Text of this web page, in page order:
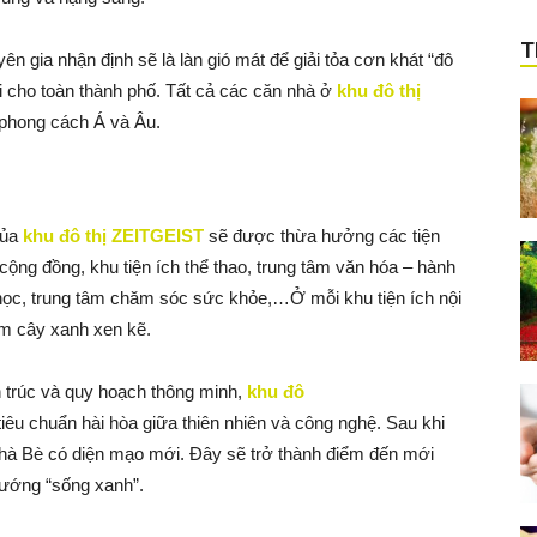
gia nhận định sẽ là làn gió mát để giải tỏa cơn khát “đô
toàn thành phố. Tất cả các căn nhà ở khu đô thị
cách Á và Âu.
khu đô thị ZEITGEIST sẽ được thừa hưởng các tiện
đồng, khu tiện ích thể thao, trung tâm văn hóa – hành
trung tâm chăm sóc sức khỏe,…Ở mỗi khu tiện ích nội
cây xanh xen kẽ.
và quy hoạch thông minh, khu đô
chuẩn hài hòa giữa thiên nhiên và công nghệ. Sau khi
Bè có diện mạo mới. Đây sẽ trở thành điểm đến mới
“sống xanh”.